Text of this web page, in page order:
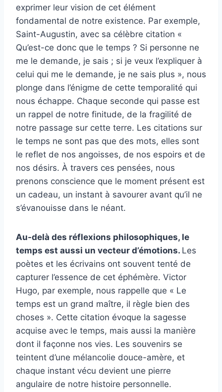
exprimer leur vision de cet élément
fondamental de notre existence. Par exemple,
Saint-Augustin, avec sa célèbre citation «
Qu’est-ce donc que le temps ? Si personne ne
me le demande, je sais ; si je veux l’expliquer à
celui qui me le demande, je ne sais plus », nous
plonge dans l’énigme de cette temporalité qui
nous échappe. Chaque seconde qui passe est
un rappel de notre finitude, de la fragilité de
notre passage sur cette terre. Les citations sur
le temps ne sont pas que des mots, elles sont
le reflet de nos angoisses, de nos espoirs et de
nos désirs. À travers ces pensées, nous
prenons conscience que le moment présent est
un cadeau, un instant à savourer avant qu’il ne
s’évanouisse dans le néant.
Au-delà des réflexions philosophiques, le
temps est aussi un vecteur d’émotions. Les
poètes et les écrivains ont souvent tenté de
capturer l’essence de cet éphémère. Victor
Hugo, par exemple, nous rappelle que « Le
temps est un grand maître, il règle bien des
choses ». Cette citation évoque la sagesse
acquise avec le temps, mais aussi la manière
dont il façonne nos vies. Les souvenirs se
teintent d’une mélancolie douce-amère, et
chaque instant vécu devient une pierre
angulaire de notre histoire personnelle.